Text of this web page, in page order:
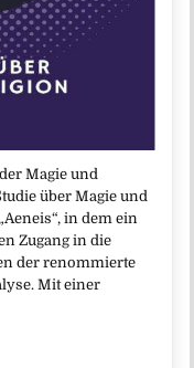
Magie und
über Magie und
in dem ein
Zugang in die
der renommierte
Mit einer